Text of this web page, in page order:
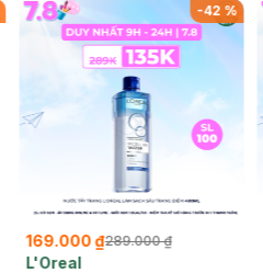
-42 %
169.000 ₫289.000 ₫
L'Oreal